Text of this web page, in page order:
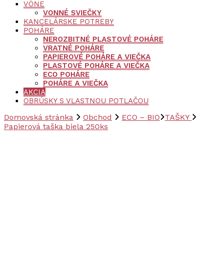
VÔNE
VONNÉ SVIEČKY
KANCELÁRSKE POTREBY
POHÁRE
NEROZBITNÉ PLASTOVÉ POHÁRE
VRATNÉ POHÁRE
PAPIEROVÉ POHÁRE A VIEČKA
PLASTOVÉ POHÁRE A VIEČKA
ECO POHÁRE
POHÁRE A VIEČKA
AKCIA
OBRÚSKY S VLASTNOU POTLAČOU
Domovská stránka Obchod ECO – BIO
TAŠKY
Papierová taška biela 250ks